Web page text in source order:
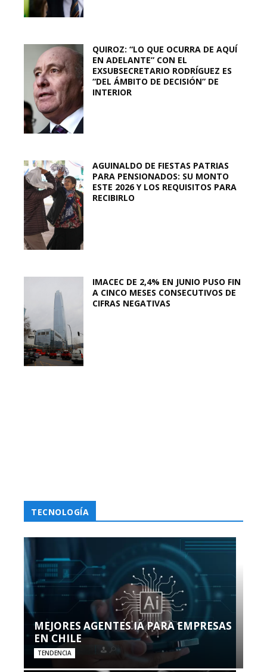
QUIROZ: “LO QUE OCURRA DE AQUÍ
EN ADELANTE” CON EL
EXSUBSECRETARIO RODRÍGUEZ ES
“DEL ÁMBITO DE DECISIÓN” DE
INTERIOR
AGUINALDO DE FIESTAS PATRIAS
PARA PENSIONADOS: SU MONTO
ESTE 2026 Y LOS REQUISITOS PARA
RECIBIRLO
IMACEC DE 2,4% EN JUNIO PUSO FIN
A CINCO MESES CONSECUTIVOS DE
CIFRAS NEGATIVAS
TECNOLOGÍA
MEJORES AGENTES IA PARA EMPRESAS
EN CHILE
TENDENCIA